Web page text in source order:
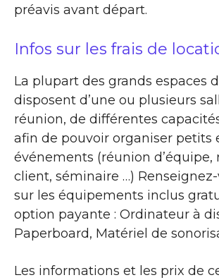
préavis avant départ.
Infos sur les frais de
La plupart des grands espaces
disposent d’une ou plusieurs
réunion, de différentes
afin de pouvoir organiser petits
événements (réunion d’équipe,
client, séminaire …)
sur les équipements inclus
option payante : Ordinateur à
Paperboard, Matériel de
Les informations et les prix de